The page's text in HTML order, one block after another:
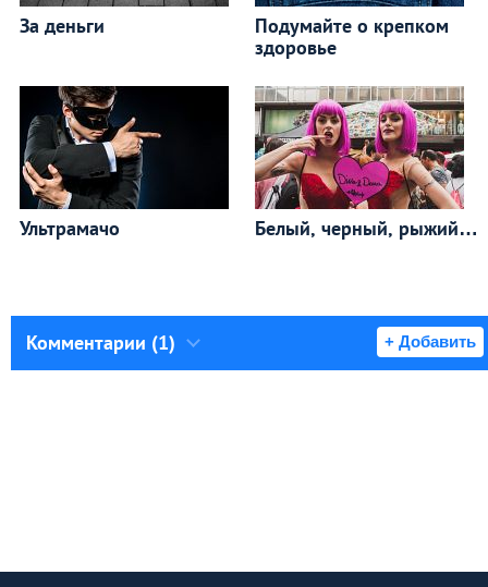
За деньги
Подумайте о крепком
здоровье
Ультрамачо Белый, черный, рыжий…
Комментарии (1) + Добавить